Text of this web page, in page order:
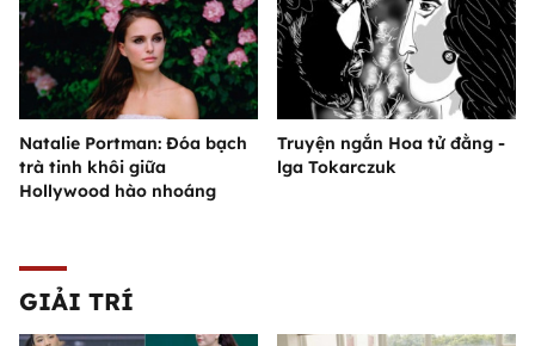
Natalie Portman: Đóa bạch
trà tinh khôi giữa
Hollywood hào nhoáng
Truyện ngắn Hoa tử đằng -
lga Tokarczuk
GIẢI TRÍ